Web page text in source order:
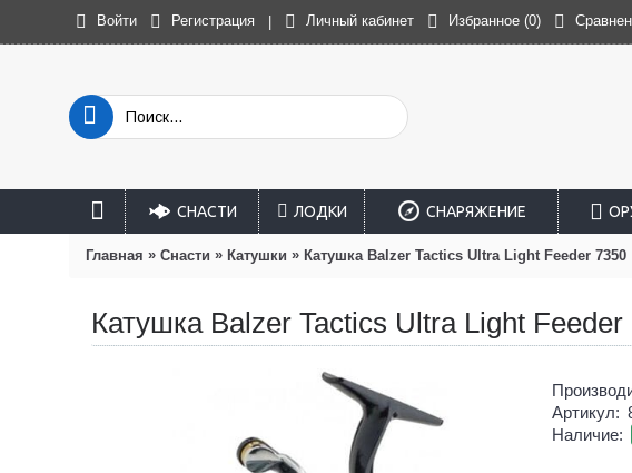
Войти Регистрация Личный кабинет Избранное (0)
СНАСТИ ЛОДКИ СНАРЯЖЕНИЕ
Главная » Снасти » Катушки » Катушка Balzer Tactics Ultra Light Feeder 7350
Катушка Balzer Tactics Ultra Light Feeder
Артикул:
Наличие: